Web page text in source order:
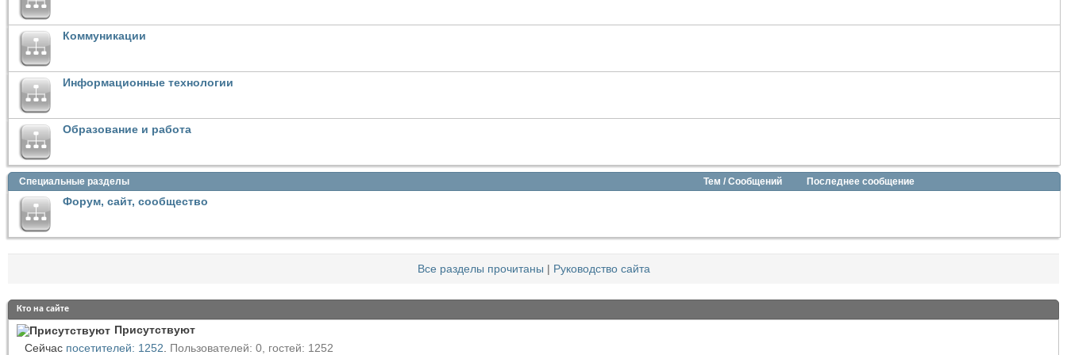
Коммуникации
Информационные технологии
Образование и работа
Специальные разделы Тем / Сообщений Последнее сообщение
Форум, сайт, сообщество
Все разделы прочитаны | Руководство сайта
Кто на сайте
Присутствуют
Сейчас посетителей: 1252 Пользователей: 0, гостей: 1252